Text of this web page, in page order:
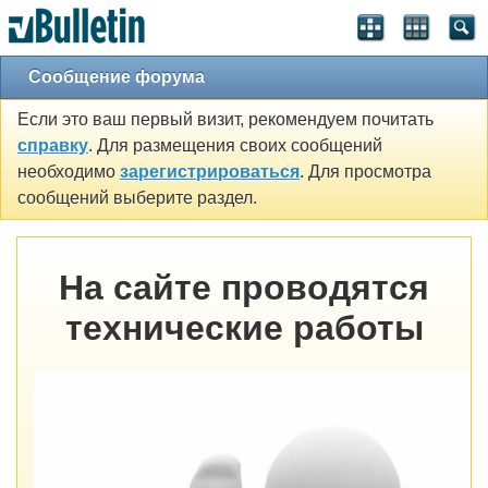
Сообщение форума
Если это ваш первый визит, рекомендуем почитать
справку. Для размещения своих сообщений
необходимо зарегистрироваться. Для просмотра
сообщений выберите раздел.
На сайте проводятся
технические работы